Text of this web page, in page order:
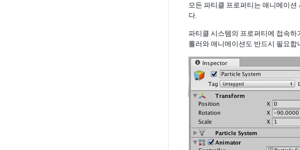
모든 파티클 프로퍼티는 애니메이
다.
파티클 시스템의 프로퍼티에 접속
롤러와 애니메이션도 반드시 필요합